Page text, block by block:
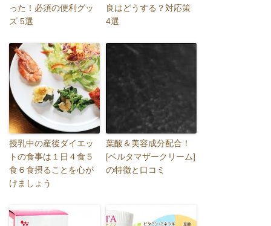
った！必須の便利グッ
ズ 5選
良はどうする？対応策
4選
授乳中の産後ダイエッ
トの食事は１日４食５
食６食摂ることを心が
けましょう
葉酸＆美容成分配合！
[ベルタマザークリーム]
の特徴と口コミ